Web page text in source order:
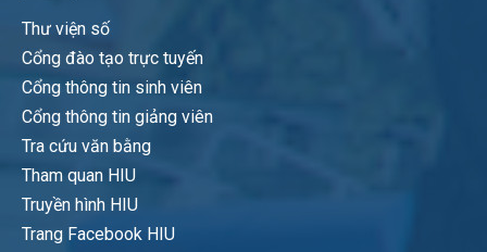
Thư viện số
Cổng đào tạo trực tuyến
Cổng thông tin sinh viên
Cổng thông tin giảng viên
Tra cứu văn bằng
Tham quan HIU
Truyền hình HIU
Trang Facebook HIU